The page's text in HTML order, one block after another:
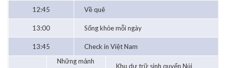
12:45 Về quê
13:00 Sống khỏe mỗi ngày
13:45 Check in Việt Nam
Những mảnh
Khu dự trữ sinh quyển Núi